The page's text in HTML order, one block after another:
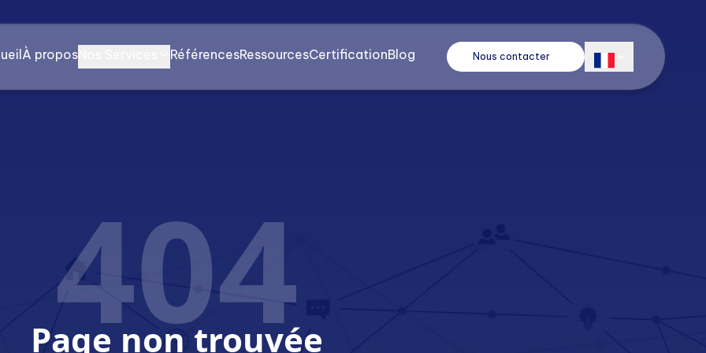
À propos RéférencesRessourcesCertificationBlog Nous contacter
404
Page non trouvée